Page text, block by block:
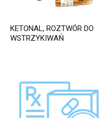
KETONAL, ROZTWÓR DO
WSTRZYKIWAŃ